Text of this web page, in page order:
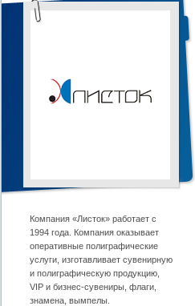
Компания «Листок» работает с
1994 года. Компания оказывает
оперативные полиграфические
услуги, изготавливает сувенирную
и полиграфическую продукцию,
VIP и бизнес-сувениры, флаги,
знамена, вымпелы.